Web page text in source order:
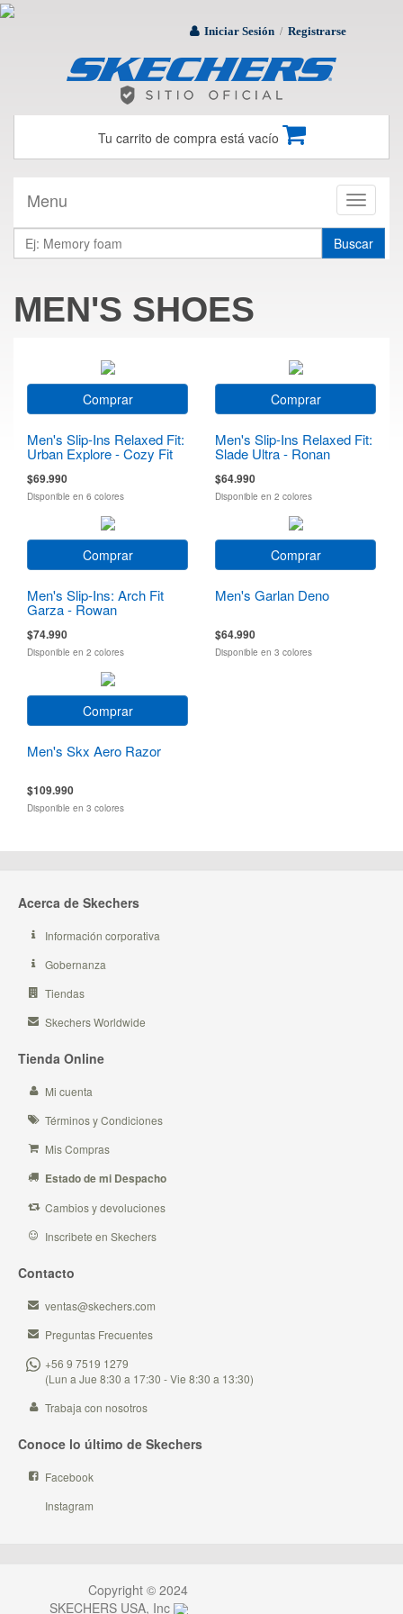
Iniciar Sesión / Registrarse
Tu carrito de compra está vacío
Toggle
Menu
Buscar
MEN'S SHOES
Comprar
Men's Slip-Ins Relaxed Fit:
Urban Explore - Cozy Fit
$69.990
Disponible en 6 colores
Comprar
Men's Slip-Ins Relaxed Fit:
Slade Ultra - Ronan
$64.990
Disponible en 2 colores
Comprar
Men's Slip-Ins: Arch Fit
Garza - Rowan
$74.990
Disponible en 2 colores
Comprar
Men's Garlan Deno
$64.990
Disponible en 3 colores
Comprar
Men's Skx Aero Razor
$109.990
Disponible en 3 colores
Acerca de Skechers
Información corporativa
Gobernanza
Tiendas
Skechers Worldwide
Tienda Online
Mi cuenta
Términos y Condiciones
Mis Compras
Estado de mi Despacho
Cambios y devoluciones
Inscribete en Skechers
Contacto
ventas@skechers.com
Preguntas Frecuentes
+56 9 7519 1279
(Lun a Jue 8:30 a 17:30 - Vie 8:30 a 13:30)
Trabaja con nosotros
Conoce lo último de Skechers
Facebook
Instagram
Copyright © 2024
SKECHERS USA, Inc